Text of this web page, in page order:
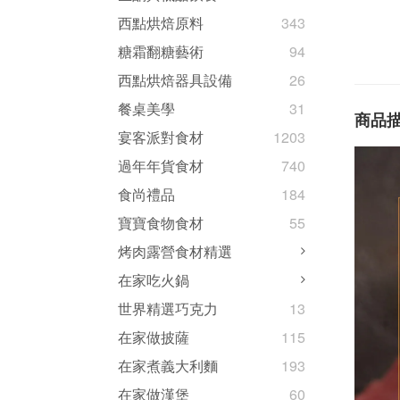
西點烘焙原料
343
糖霜翻糖藝術
94
西點烘焙器具設備
26
餐桌美學
31
宴客派對食材
1203
過年年貨食材
740
食尚禮品
184
寶寶食物食材
55
烤肉露營食材精選
在家吃火鍋
世界精選巧克力
13
在家做披薩
115
在家煮義大利麵
193
在家做漢堡
60
商品